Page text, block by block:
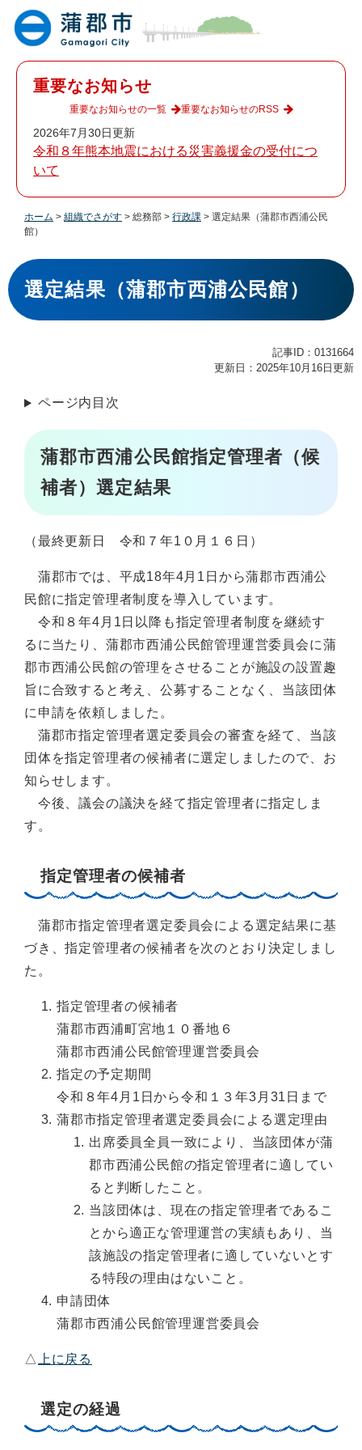
重要なお知らせ
2026年7月30日更新
令和８年熊本地震における災害義援金の受付につ
いて
重要なお知らせの一覧 重要なお知らせのRSS
ホーム > 組織でさがす > 総務部 > 行政課 > 選定結果（蒲郡市西浦公民
館）
本
文
選定結果（蒲郡市西浦公民館）
記事ID：0131664
更新日：2025年10月16日更新
ページ内目次
蒲郡市西浦公民館指定管理者（候
補者）選定結果
（最終更新日 令和７年1０月１６日）
蒲郡市では、平成18年4月1日から蒲郡市西浦公
民館に指定管理者制度を導入しています。
令和８年4月1日以降も指定管理者制度を継続す
るに当たり、蒲郡市西浦公民館管理運営委員会に蒲
郡市西浦公民館の管理をさせることが施設の設置趣
旨に合致すると考え、公募することなく、当該団体
に申請を依頼しました。
蒲郡市指定管理者選定委員会の審査を経て、当該
団体を指定管理者の候補者に選定しましたので、お
知らせします。
今後、議会の議決を経て指定管理者に指定しま
す。
指定管理者の候補者
蒲郡市指定管理者選定委員会による選定結果に基
づき、指定管理者の候補者を次のとおり決定しまし
た。
指定管理者の候補者
蒲郡市西浦町宮地１０番地６
蒲郡市西浦公民館管理運営委員会
指定の予定期間
令和８年4月1日から令和１３年3月31日まで
蒲郡市指定管理者選定委員会による選定理由
出席委員全員一致により、当該団体が蒲
郡市西浦公民館の指定管理者に適してい
ると判断したこと。
当該団体は、現在の指定管理者であるこ
とから適正な管理運営の実績もあり、当
該施設の指定管理者に適していないとす
る特段の理由はないこと。
申請団体
蒲郡市西浦公民館管理運営委員会
△ 上に戻る
選定の経過